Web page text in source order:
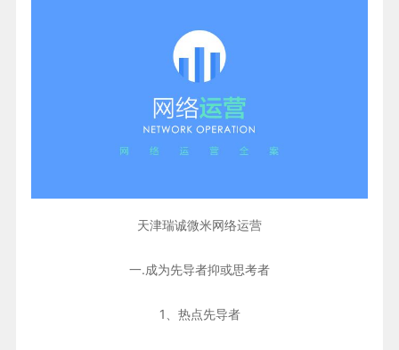
天津瑞诚微米网络运营
一.成为先导者抑或思考者
1、热点先导者